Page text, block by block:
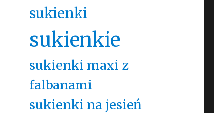
sukienki
sukienkie
sukienki maxi z
falbanami
sukienki na jesień